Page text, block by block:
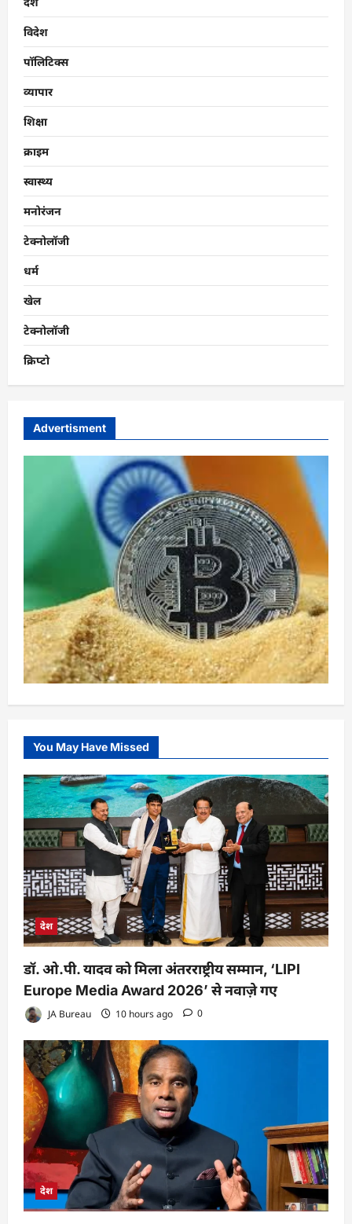
विदेश
पॉलिटिक्स
व्यापार
शिक्षा
क्राइम
स्वास्थ्य
मनोरंजन
टेक्नोलॉजी
धर्म
खेल
टेक्नोलॉजी
क्रिप्टो
Advertisment
You May Have Missed
देश
डॉ. ओ.पी. यादव को मिला अंतरराष्ट्रीय सम्मान, ‘LIPI
Europe Media Award 2026’ से नवाज़े गए
JA Bureau 10 hours ago 0
देश